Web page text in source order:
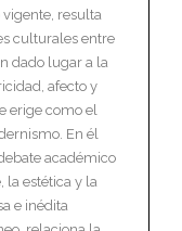
resulta
culturales entre
dado lugar a la
afecto y
erige como el
En él
académico
la estética y la
e inédita